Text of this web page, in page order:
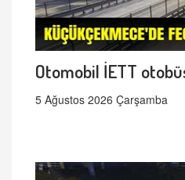
Otomobil İETT
5 Ağustos 2026 Çarşamba